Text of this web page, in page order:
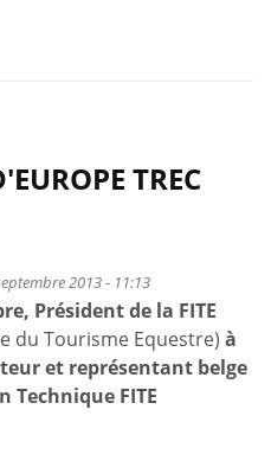
TREC
2013 - 11:13
Président de la FITE
du Tourisme Equestre) à
et représentant belge
Technique FITE